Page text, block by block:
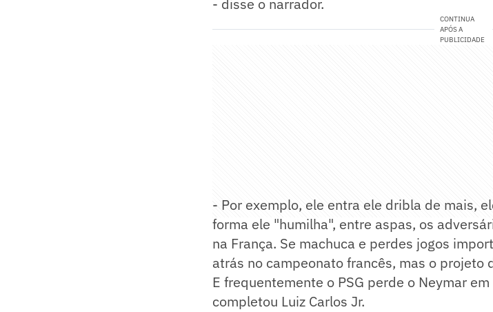
- disse o narrador.
CONTINUA
APÓS A
PUBLICIDADE
- Por exemplo, ele entra ele dribla de mais,
forma ele "humilha", entre aspas, os
na França. Se machuca e perdes jogos
atrás no campeonato francês, mas o projeto
E frequentemente o PSG perde o Neymar
completou Luiz Carlos Jr.